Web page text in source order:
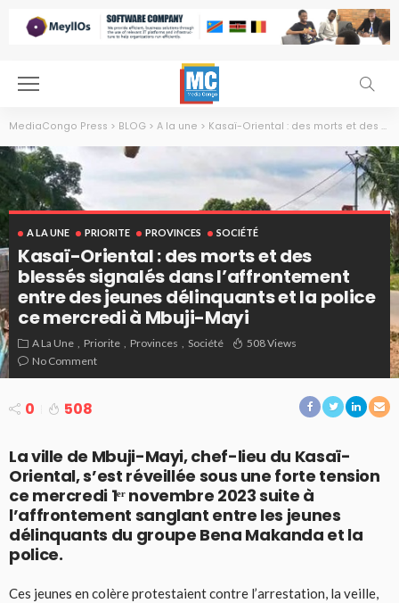
MediaCongo Press > BLOG > A la une > Kasaï-Oriental : des morts et des blessés signalés dans l’affrontement entre des jeunes délinquants et la police ce mercredi à Mbuji-Mayi
A LA UNE PRIORITE PROVINCES SOCIÉTÉ
Kasaï-Oriental : des morts et des
blessés signalés dans l’affrontement
entre des jeunes délinquants et la police
ce mercredi à Mbuji-Mayi
A La Une Priorite Provinces Société
508 Views
No Comment
0 508
La ville de Mbuji-Mayi, chef-lieu du Kasaï-
Oriental, s’est réveillée sous une forte tension
ce mercredi 1ᵉʳ novembre 2023 suite à
l’affrontement sanglant entre les jeunes
délinquants du groupe Bena Makanda et la
police.
Ces jeunes en colère protestaient contre l’arrestation, la veille,